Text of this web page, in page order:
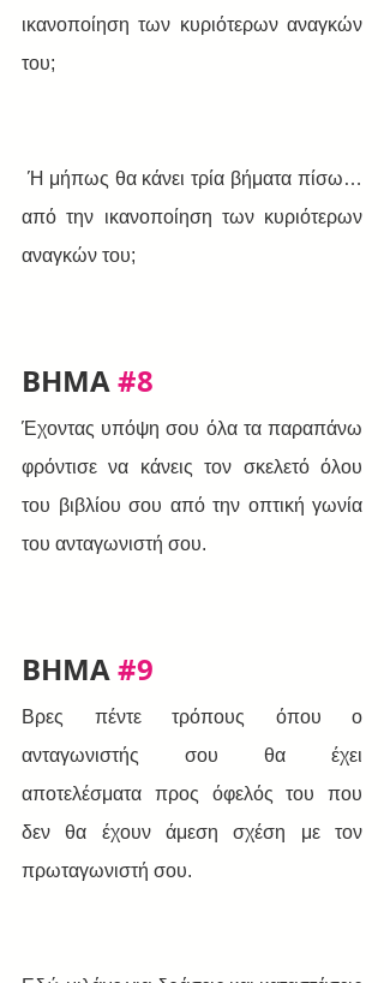
ικανοποίηση των κυριότερων αναγκών
του;
από την ικανοποίηση των κυριότερων
αναγκών του;
BHMA #8
Έχοντας υπόψη σου όλα τα παραπάνω
φρόντισε να κάνεις τον σκελετό όλου
του βιβλίου σου από την οπτική γωνία
του ανταγωνιστή σου.
BHMA #9
Βρες πέντε τρόπους όπου ο
ανταγωνιστής σου θα έχει
αποτελέσματα προς όφελός του που
δεν θα έχουν άμεση σχέση με τον
πρωταγωνιστή σου.